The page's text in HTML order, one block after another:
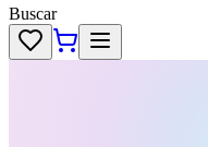
Buscar